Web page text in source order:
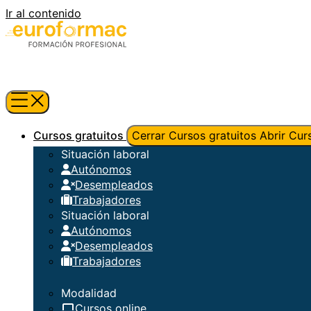
Ir al contenido
Cursos gratuitos Cerrar Cursos gratuitos Abrir
Situación laboral
Autónomos
Desempleados
Trabajadores
Situación laboral
Autónomos
Desempleados
Trabajadores
Modalidad
Cursos online